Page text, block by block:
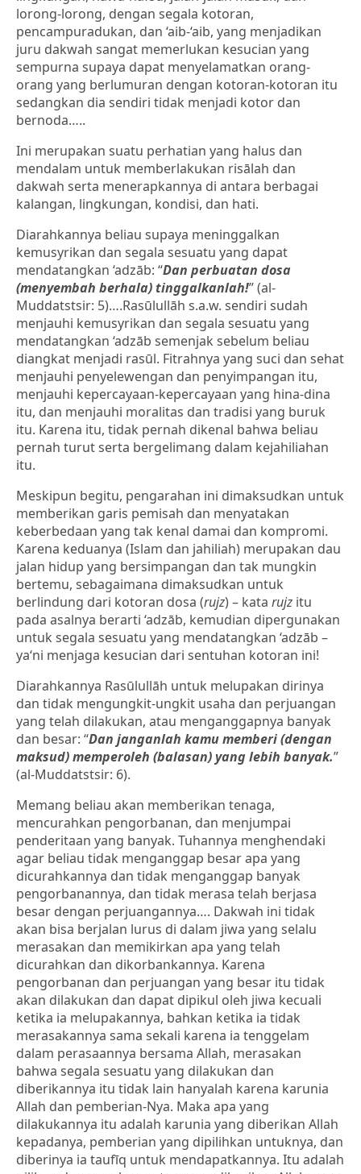
lorong-lorong, dengan segala kotoran,
pencampuradukan, dan ‘aib-‘aib, yang menjadikan
juru dakwah sangat memerlukan kesucian yang
sempurna supaya dapat menyelamatkan orang-
orang yang berlumuran dengan kotoran-kotoran itu
sedangkan dia sendiri tidak menjadi kotor dan
bernoda…..
Ini merupakan suatu perhatian yang halus dan
mendalam untuk memberlakukan risālah dan
dakwah serta menerapkannya di antara berbagai
kalangan, lingkungan, kondisi, dan hati.
Diarahkannya beliau supaya meninggalkan
kemusyrikan dan segala sesuatu yang dapat
mendatangkan ‘adzāb: “Dan perbuatan dosa
(menyembah berhala) tinggalkanlah!” (al-
Muddatstsir: 5)….Rasūlullāh s.a.w. sendiri sudah
menjauhi kemusyrikan dan segala sesuatu yang
mendatangkan ‘adzāb semenjak sebelum beliau
diangkat menjadi rasūl. Fitrahnya yang suci dan sehat
menjauhi penyelewengan dan penyimpangan itu,
menjauhi kepercayaan-kepercayaan yang hina-dina
itu, dan menjauhi moralitas dan tradisi yang buruk
itu. Karena itu, tidak pernah dikenal bahwa beliau
pernah turut serta bergelimang dalam kejahiliahan
itu.
Meskipun begitu, pengarahan ini dimaksudkan untuk
memberikan garis pemisah dan menyatakan
keberbedaan yang tak kenal damai dan kompromi.
Karena keduanya (Islam dan jahiliah) merupakan dau
jalan hidup yang bersimpangan dan tak mungkin
bertemu, sebagaimana dimaksudkan untuk
berlindung dari kotoran dosa (rujz) – kata rujz itu
pada asalnya berarti ‘adzāb, kemudian dipergunakan
untuk segala sesuatu yang mendatangkan ‘adzāb –
ya‘ni menjaga kesucian dari sentuhan kotoran ini!
Diarahkannya Rasūlullāh untuk melupakan dirinya
dan tidak mengungkit-ungkit usaha dan perjuangan
yang telah dilakukan, atau menganggapnya banyak
dan besar: “Dan janganlah kamu memberi (dengan
maksud) memperoleh (balasan) yang lebih banyak.”
(al-Muddatstsir: 6).
Memang beliau akan memberikan tenaga,
mencurahkan pengorbanan, dan menjumpai
penderitaan yang banyak. Tuhannya menghendaki
agar beliau tidak menganggap besar apa yang
dicurahkannya dan tidak menganggap banyak
pengorbanannya, dan tidak merasa telah berjasa
besar dengan perjuangannya…. Dakwah ini tidak
akan bisa berjalan lurus di dalam jiwa yang selalu
merasakan dan memikirkan apa yang telah
dicurahkan dan dikorbankannya. Karena
pengorbanan dan perjuangan yang besar itu tidak
akan dilakukan dan dapat dipikul oleh jiwa kecuali
ketika ia melupakannya, bahkan ketika ia tidak
merasakannya sama sekali karena ia tenggelam
dalam perasaannya bersama Allah, merasakan
bahwa segala sesuatu yang dilakukan dan
diberikannya itu tidak lain hanyalah karena karunia
Allah dan pemberian-Nya. Maka apa yang
dilakukannya itu adalah karunia yang diberikan Allah
kepadanya, pemberian yang dipilihkan untuknya, dan
diberinya ia taufīq untuk mendapatkannya. Itu adalah